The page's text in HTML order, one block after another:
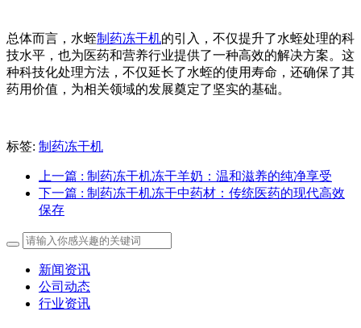
总体而言，水蛭制药冻干机的引入，不仅提升了水蛭处理的科
技水平，也为医药和营养行业提供了一种高效的解决方案。这
种科技化处理方法，不仅延长了水蛭的使用寿命，还确保了其
药用价值，为相关领域的发展奠定了坚实的基础。
标签: 制药冻干机
上一篇 : 制药冻干机​冻干羊奶：温和滋养的纯净享受
下一篇 : 制药冻干机冻干中药材：传统医药的现代高效
保存
新闻资讯
公司动态
行业资讯